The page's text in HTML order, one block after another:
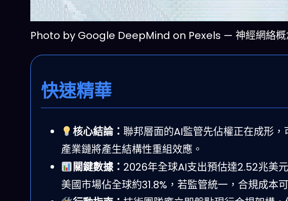
Photo by Google DeepMind on Pexels — 神經網絡概
快速精華
核心結論： 聯邦層面的AI監管先佔權正在成形
產業鏈將產生結構性重組效應。
關鍵數據： 2026年全球AI支出預估達2.52兆美
美國市場佔全球約31.8%，若監管統一，合規成本